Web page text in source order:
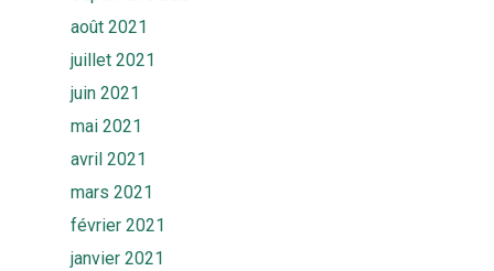
août 2021
juillet 2021
juin 2021
mai 2021
avril 2021
mars 2021
février 2021
janvier 2021